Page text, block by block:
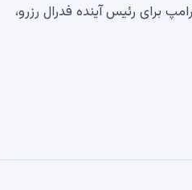
ترامپ برای رئیس آینده فدرال رزرو،